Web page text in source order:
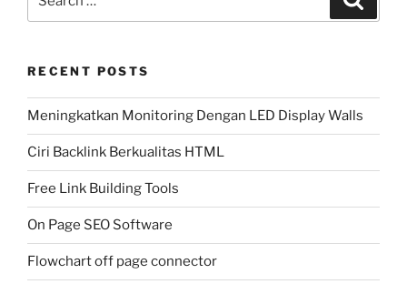
for:
RECENT POSTS
Meningkatkan Monitoring Dengan LED Display Walls
Ciri Backlink Berkualitas HTML
Free Link Building Tools
On Page SEO Software
Flowchart off page connector